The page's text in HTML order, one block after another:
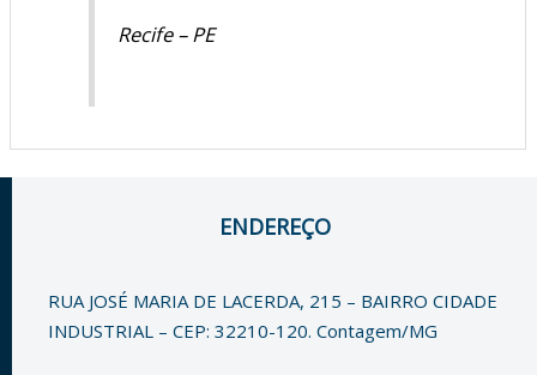
Recife – PE
ENDEREÇO
RUA JOSÉ MARIA DE LACERDA, 215 – BAIRRO CIDADE
INDUSTRIAL – CEP: 32210-120. Contagem/MG